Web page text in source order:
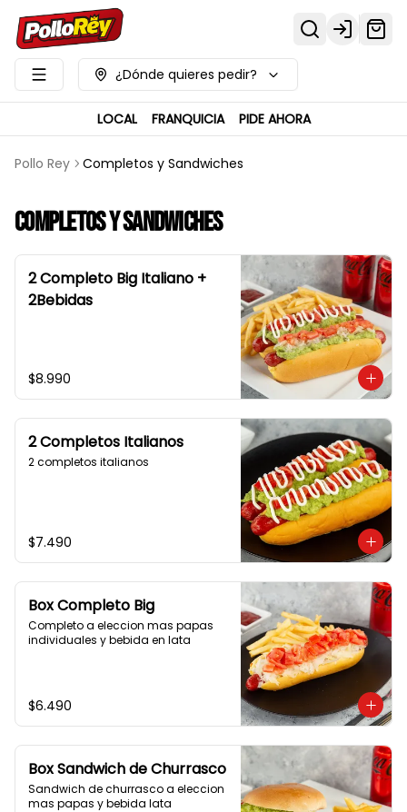
Login
¿Dónde quieres pedir?
LOCAL FRANQUICIA PIDE AHORA
Pollo Rey Completos y Sandwiches
Completos y Sandwiches
2 Completo Big Italiano +
2Bebidas
$8.990
2 Completos Italianos
2 completos italianos
$7.490
Box Completo Big
Completo a eleccion mas papas
individuales y bebida en lata
$6.490
Box Sandwich de Churrasco
Sandwich de churrasco a eleccion
mas papas y bebida lata